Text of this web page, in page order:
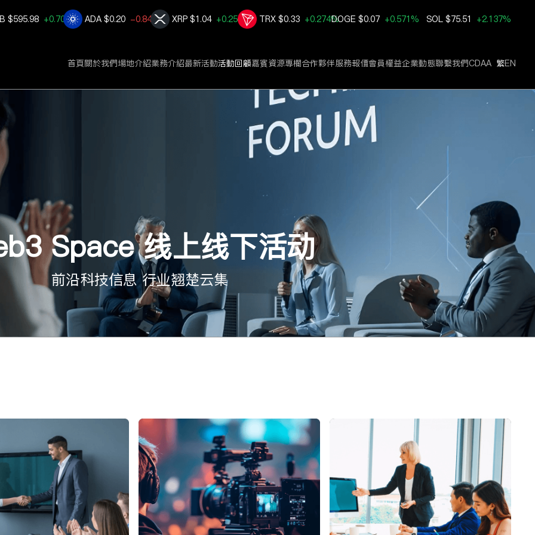
$595.98 +0.703% ADA $0.20 -0.845% XRP $1.04 +0.250% TRX $0.33 +0.274% DOGE $0.07 +0.571% SOL $75.51 +2.137%
首頁關於我們場地介紹業務介紹最新活動活動回顧嘉賓資源專欄合作夥伴服務報價會員權益企業動態聯繫我們CDAA 繁EN
Space 线上线下活动
前沿科技信息 行业翘楚云集